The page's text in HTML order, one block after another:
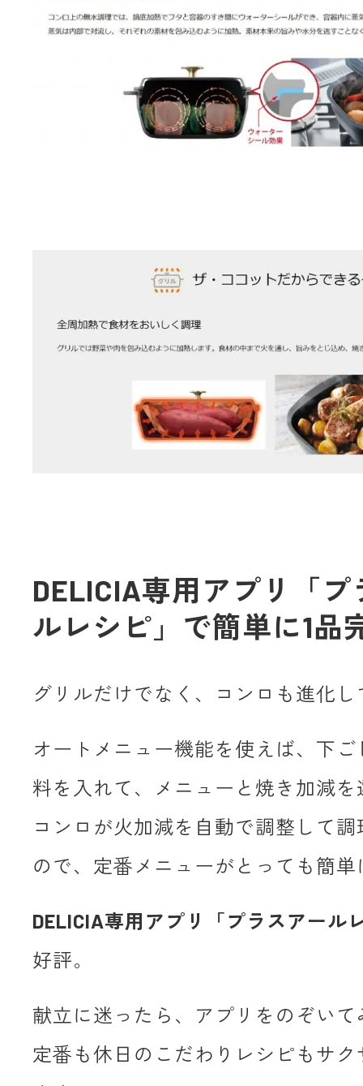
DELICIA専用アプリ「
ルレシピ」で簡単に1品
グリルだけでなく、コンロも進化
オートメニュー機能を使えば、下
料を入れて、メニューと焼き加減
コンロが火加減を自動で調整して
ので、定番メニューがとっても簡
DELICIA専用アプリ「プラスアール
好評。
献立に迷ったら、アプリをのぞい
定番も休日のこだわりレシピもサ